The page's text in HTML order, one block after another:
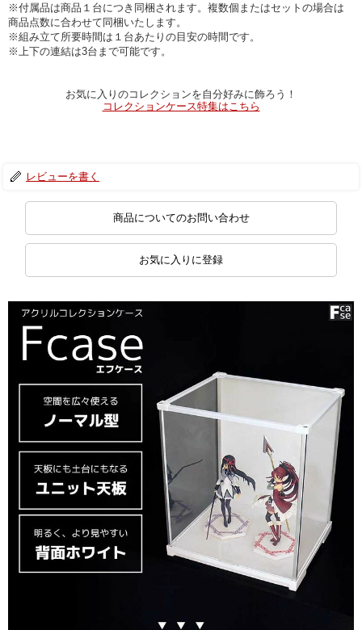
※付属品は商品１台につき同梱されます。複数個またはセットの場合は
商品点数に合わせて同梱いたします。
※組み立て所要時間は１台あたりの目安の時間です。
※上下の連結は3台まで可能です。
お気に入りのコレクションを自分好みに飾ろう！
コレクションケース特集はこちら
レビューを書く
商品についてのお問い合わせ
お気に入りに登録